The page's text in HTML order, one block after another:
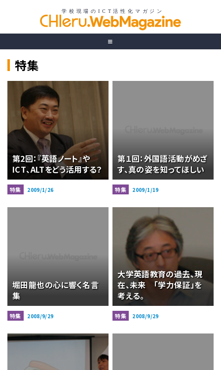
特集
第2回：『英語ノート』や
ICT、ALTをどう活用する？
特集 2009/1/26
第１回：外国語活動がめざ
す、真の姿を知ってほしい
特集 2009/1/19
堀田龍也の心に響く名言
集
特集 2008/9/29
大学英語教育の過去、現
在、未来 「学力保証」を
考える。
特集 2008/9/29